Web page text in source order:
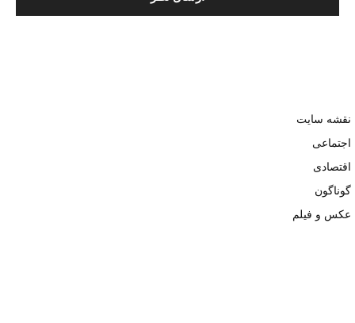
نقشه سایت
اجتماعی
اقتصادی
گوناگون
عکس و فیلم